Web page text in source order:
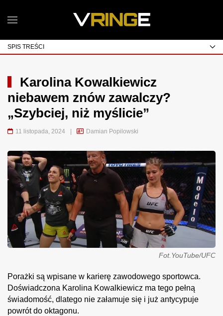
SPIS TREŚCI
Karolina Kowalkiewicz
niebawem znów zawalczy?
„Szybciej, niż myślicie”
11 listopada, 2024 | Damian Popilowski
Fot.YouTube/UFC
Porażki są wpisane w karierę zawodowego sportowca.
Doświadczona Karolina Kowalkiewicz ma tego pełną
świadomość, dlatego nie załamuje się i już antycypuje
powrót do oktagonu.